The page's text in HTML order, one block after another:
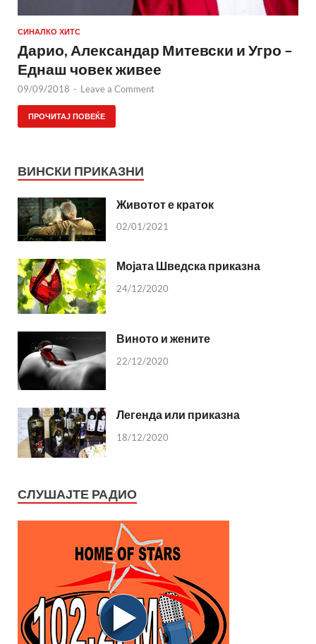
СИНАЛКО ХИТС
Дарио, Александар Митевски и Угро –
Еднаш човек живее
09/09/2018 - Leave a Comment
ПРОЧИТАЈ ПОВЕЌЕ
ВИНСКИ ПРИКАЗНИ
Животот е краток
02/01/2021
Мојата Шведска приказна
24/12/2020
Виното и жените
22/12/2020
Легенда или приказна
18/12/2020
СЛУШАЈТЕ РАДИО